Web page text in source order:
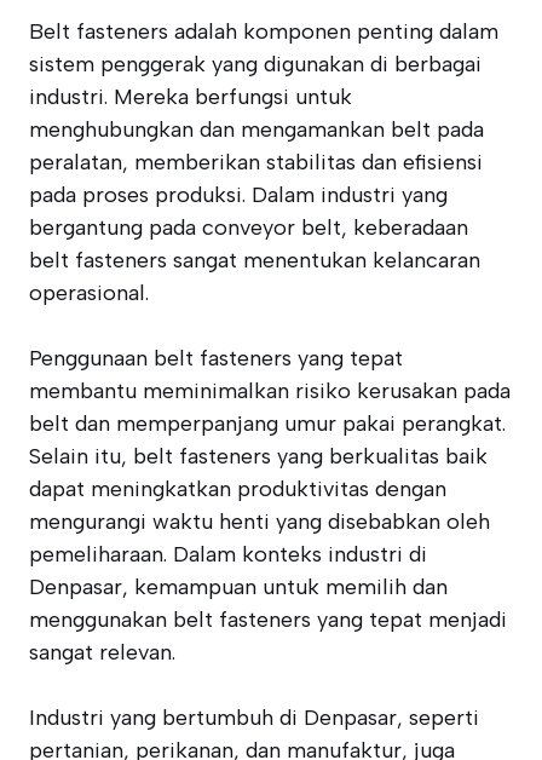
Belt fasteners adalah komponen penting dalam
sistem penggerak yang digunakan di berbagai
industri. Mereka berfungsi untuk
menghubungkan dan mengamankan belt pada
peralatan, memberikan stabilitas dan efisiensi
pada proses produksi. Dalam industri yang
bergantung pada conveyor belt, keberadaan
belt fasteners sangat menentukan kelancaran
operasional.
Penggunaan belt fasteners yang tepat
membantu meminimalkan risiko kerusakan pada
belt dan memperpanjang umur pakai perangkat.
Selain itu, belt fasteners yang berkualitas baik
dapat meningkatkan produktivitas dengan
mengurangi waktu henti yang disebabkan oleh
pemeliharaan. Dalam konteks industri di
Denpasar, kemampuan untuk memilih dan
menggunakan belt fasteners yang tepat menjadi
sangat relevan.
Industri yang bertumbuh di Denpasar, seperti
pertanian, perikanan, dan manufaktur, juga